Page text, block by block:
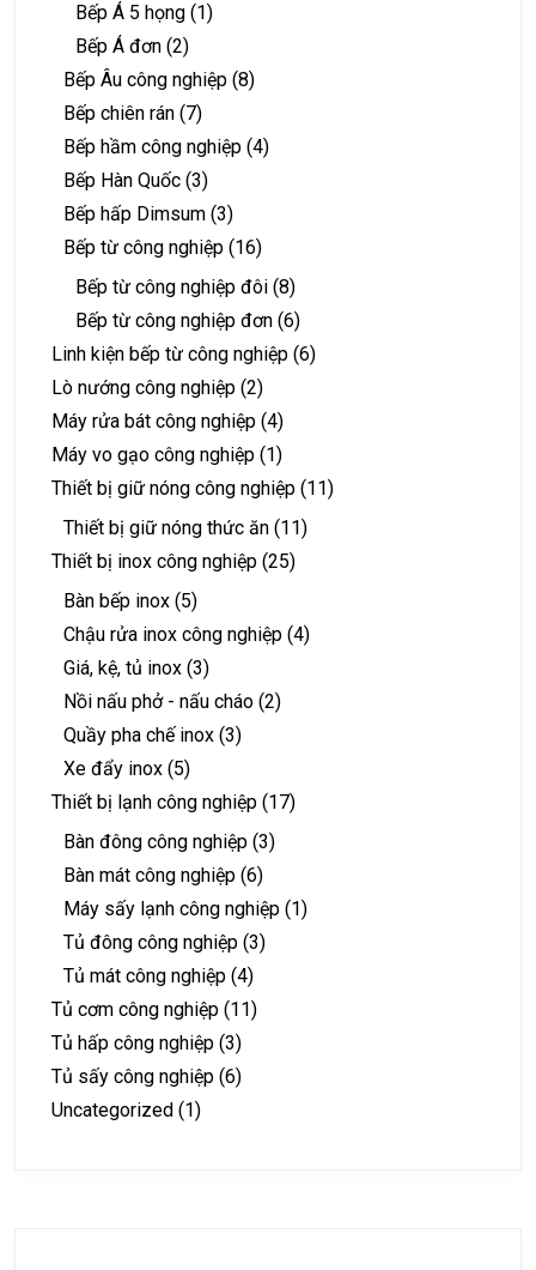
Bếp Á 5 họng (1)
Bếp Á đơn (2)
Bếp Âu công nghiệp (8)
Bếp chiên rán (7)
Bếp hầm công nghiệp (4)
Bếp Hàn Quốc (3)
Bếp hấp Dimsum (3)
Bếp từ công nghiệp (16)
Bếp từ công nghiệp đôi (8)
Bếp từ công nghiệp đơn (6)
Linh kiện bếp từ công nghiệp (6)
Lò nướng công nghiệp (2)
Máy rửa bát công nghiệp (4)
Máy vo gạo công nghiệp (1)
Thiết bị giữ nóng công nghiệp (11)
Thiết bị giữ nóng thức ăn (11)
Thiết bị inox công nghiệp (25)
Bàn bếp inox (5)
Chậu rửa inox công nghiệp (4)
Giá, kệ, tủ inox (3)
Nồi nấu phở - nấu cháo (2)
Quầy pha chế inox (3)
Xe đẩy inox (5)
Thiết bị lạnh công nghiệp (17)
Bàn đông công nghiệp (3)
Bàn mát công nghiệp (6)
Máy sấy lạnh công nghiệp (1)
Tủ đông công nghiệp (3)
Tủ mát công nghiệp (4)
Tủ cơm công nghiệp (11)
Tủ hấp công nghiệp (3)
Tủ sấy công nghiệp (6)
Uncategorized (1)